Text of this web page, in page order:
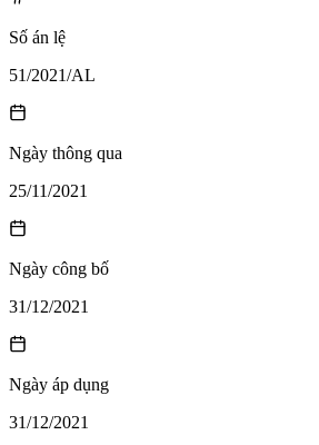
Số án lệ
51/2021/AL
Ngày thông qua
25/11/2021
Ngày công bố
31/12/2021
Ngày áp dụng
31/12/2021